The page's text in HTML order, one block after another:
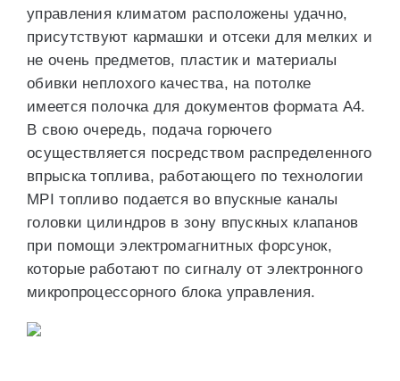
управления климатом расположены удачно,
присутствуют кармашки и отсеки для мелких и
не очень предметов, пластик и материалы
обивки неплохого качества, на потолке
имеется полочка для документов формата А4.
В свою очередь, подача горючего
осуществляется посредством распределенного
впрыска топлива, работающего по технологии
MPI топливо подается во впускные каналы
головки цилиндров в зону впускных клапанов
при помощи электромагнитных форсунок,
которые работают по сигналу от электронного
микропроцессорного блока управления.